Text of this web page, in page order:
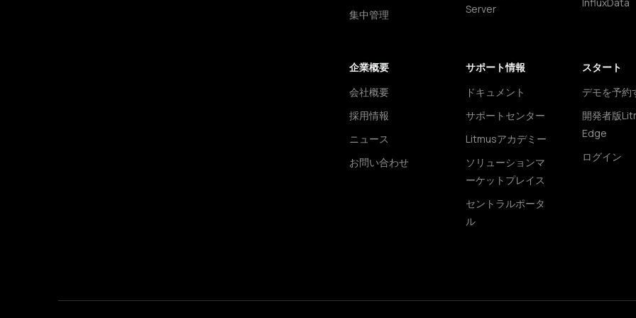
集中管理
Server
企業概要
会社概要
採用情報
ニュース
お問い合わせ
サポート情報
ドキュメント
サポートセンター
Litmusアカデミー
ソリューションマ
ーケットプレイス
セントラルポータ
ル
スタート
デモを予約
開発者版
Edge
ログイン